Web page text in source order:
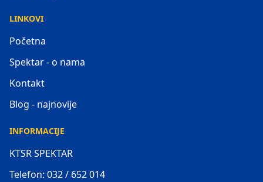
LINKOVI
Početna
Spektar - o nama
Kontakt
Blog - najnovije
INFORMACIJE
KTSR SPEKTAR
Telefon: 032 / 652 014